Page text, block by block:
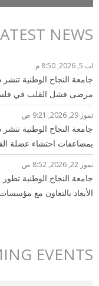
NEWS
اب 5, 2026, 8:50 م
جامعة النجاح الوطنية
مرضى فشل القلب في
تموز 29, 2026, 9:21 ص
جامعة النجاح الوطنية
بمضاعفات احتشاء عضلة
تموز 22, 2026, 8:52 ص
جامعة النجاح الوطنية
الأبعاد بالتعاون مع
EVENTS